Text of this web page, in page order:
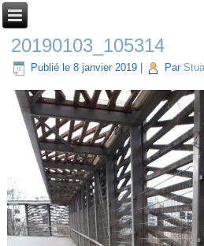
20190103_105314
Publié le 8 janvier 2019 Par